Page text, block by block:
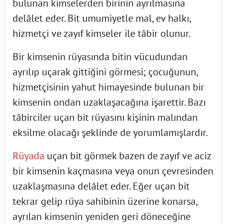
bulunan kimselerden birinin ayrılmasına
delâlet eder. Bit umumiyetle mal, ev halkı,
hizmetçi ve zayıf kimseler ile tâbir olunur.
Bir kimsenin rüyasında bitin vücudundan
ayrılıp uçarak gittiğini görmesi; çocuğunun,
hizmetçisinin yahut himayesinde bulunan bir
kimsenin ondan uzaklaşacağına işarettir. Bazı
tâbirciler uçan bit rüyasını kişinin malından
eksilme olacağı şeklinde de yorumlamışlardır.
Rüyada uçan bit görmek bazen de zayıf ve aciz
bir kimsenin kaçmasına veya onun çevresinden
uzaklaşmasına delâlet eder. Eğer uçan bit
tekrar gelip rüya sahibinin üzerine konarsa,
ayrılan kimsenin yeniden geri döneceğine